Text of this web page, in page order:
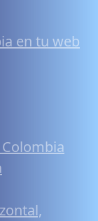
en tu web